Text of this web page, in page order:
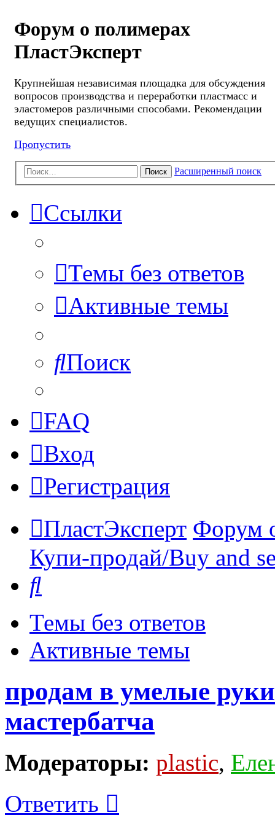
Форум о полимерах
ПластЭксперт
Крупнейшая независимая площадка для обсуждения
вопросов производства и переработки пластмасс и
эластомеров различными способами. Рекомендации
ведущих специалистов.
Пропустить
Поиск Расширенный поиск
Ссылки
Темы без ответов
Активные темы
Поиск
FAQ
Вход
Регистрация
ПластЭксперт Форум
Купи-продай/Buy and
Темы без ответов
Активные темы
продам в умелые
мастербатча
Модераторы: plastic,
Ответить